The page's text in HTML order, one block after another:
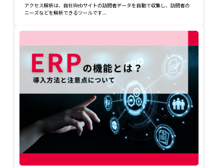
アクセス解析は、自社Webサイトの訪問者データを自動で収集し、訪問者の
ニーズなどを解析できるツールです...